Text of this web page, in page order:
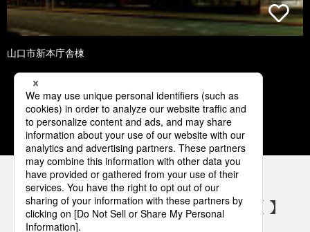
山口市新本庁舎棟
1 2 3 4 5
パナソニックの電気設備 SNSアカウント